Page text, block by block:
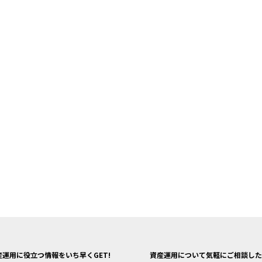
運用に役立つ情報をいち早くGET! 資産運用について気軽にご相談し